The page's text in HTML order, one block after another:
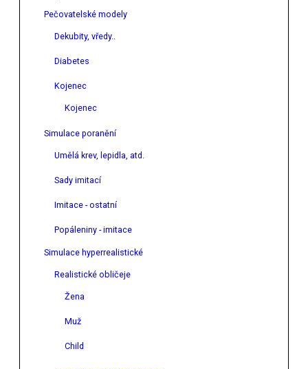
Pečovatelské modely
Dekubity, vředy..
Diabetes
Kojenec
Kojenec
Simulace poranění
Umělá krev, lepidla, atd.
Sady imitací
Imitace - ostatní
Popáleniny - imitace
Simulace hyperrealistické
Realistické obličeje
Žena
Muž
Child